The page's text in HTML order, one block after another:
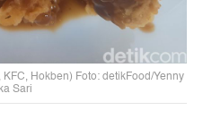
Hokben) Foto: detikFood/Yenny
Sari